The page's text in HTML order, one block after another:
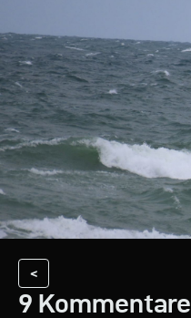
<
9 Kommentare